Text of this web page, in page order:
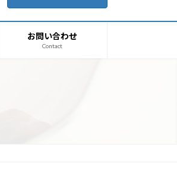
お問い合わせ
Contact